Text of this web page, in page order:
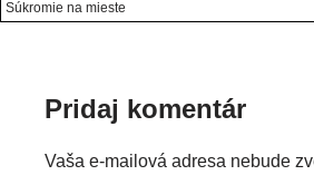
Súkromie na mieste
Pridaj komentár
Vaša e-mailová adresa nebude